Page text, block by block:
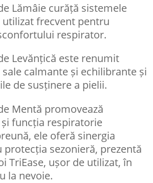
Lămâie curăță sistemele
frecvent pentru
respirator.
Levănțică este renumit
calmante și echilibrante și
de susținere a pielii.
Mentă promovează
funcția respiratorie
ele oferă sinergia
sezonieră, prezentă
TriEase, ușor de utilizat, în
la nevoie.